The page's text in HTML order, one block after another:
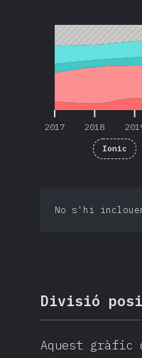
2017 2018
Ionic
No s'hi
Divisió
Aquest